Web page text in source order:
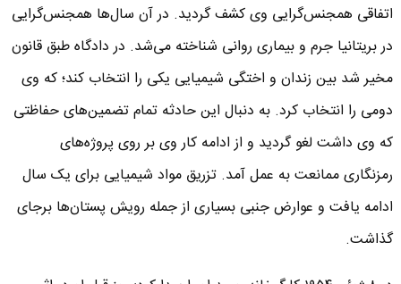
اتفاقی همجنس‌گرایی وی کشف گردید. در آن سال‌ها همجنس‌گرایی
در بریتانیا جرم و بیماری روانی شناخته می‌شد. در دادگاه طبق قانون
مخیر شد بین زندان و اختگی شیمیایی یکی را انتخاب کند؛ که وی
دومی را انتخاب کرد. به دنبال این حادثه تمام تضمین‌های حفاظتی
که وی داشت لغو گردید و از ادامه کار وی بر روی پروژه‌های
رمزنگاری ممانعت به عمل آمد. تزریق مواد شیمیایی برای یک سال
ادامه یافت و عوارض جنبی بسیاری از جمله رویش پستان‌ها برجای
گذاشت.